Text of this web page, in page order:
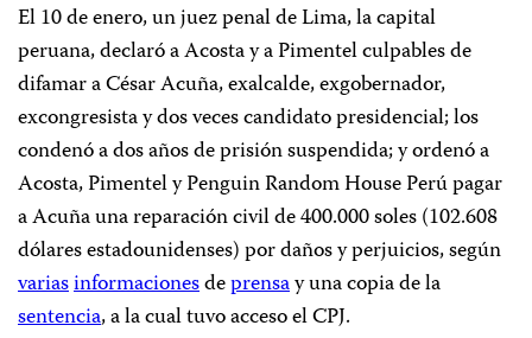
El 10 de enero, un juez penal de Lima, la capital
peruana, declaró a Acosta y a Pimentel culpables de
difamar a César Acuña, exalcalde, exgobernador,
excongresista y dos veces candidato presidencial; los
condenó a dos años de prisión suspendida; y ordenó a
Acosta, Pimentel y Penguin Random House Perú pagar
a Acuña una reparación civil de 400.000 soles (102.608
dólares estadounidenses) por daños y perjuicios, según
variasinformacionesdeprensay una copia de la
sentencia, a la cual tuvo acceso el CPJ.